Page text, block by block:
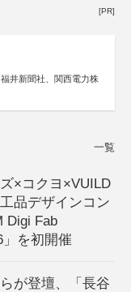
[PR]
井新聞社、関西電力株
一覧
×コクヨ×VUILD
品デザインコン
Digi Fab
」を初開催
が登壇、「長谷